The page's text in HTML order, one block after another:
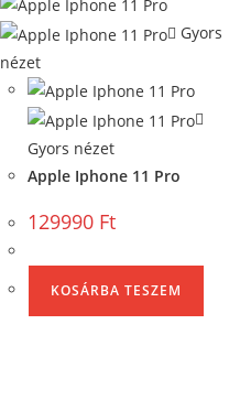
Gyors
nézet
Gyors nézet
Apple Iphone 11 Pro
129990 Ft
KOSÁRBA TESZEM